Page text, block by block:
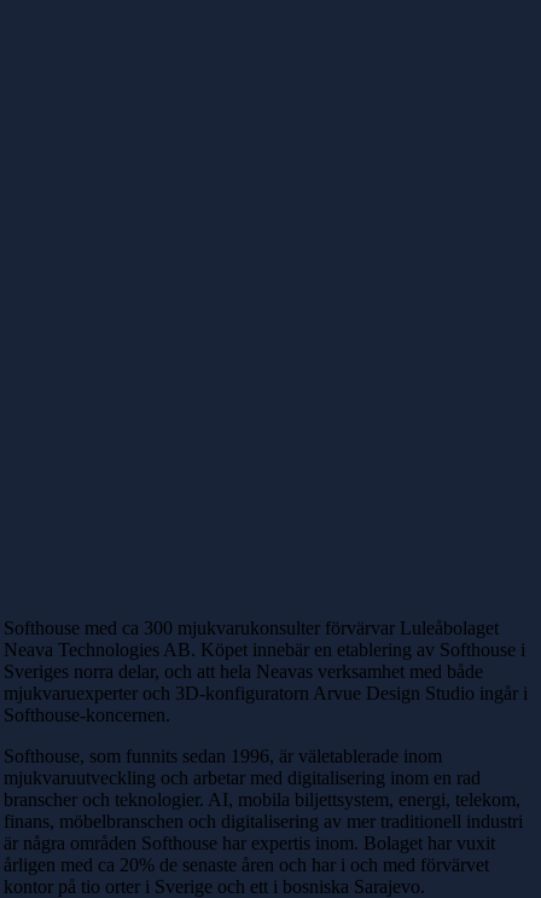
Softhouse med ca 300 mjukvarukonsulter förvärvar Luleåbolaget
Neava Technologies AB. Köpet innebär en etablering av Softhouse i
Sveriges norra delar, och att hela Neavas verksamhet med både
mjukvaruexperter och 3D-konfiguratorn Arvue Design Studio ingår i
Softhouse-koncernen.
Softhouse, som funnits sedan 1996, är väletablerade inom
mjukvaruutveckling och arbetar med digitalisering inom en rad
branscher och teknologier. AI, mobila biljettsystem, energi, telekom,
finans, möbelbranschen och digitalisering av mer traditionell industri
är några områden Softhouse har expertis inom. Bolaget har vuxit
årligen med ca 20% de senaste åren och har i och med förvärvet
kontor på tio orter i Sverige och ett i bosniska Sarajevo.